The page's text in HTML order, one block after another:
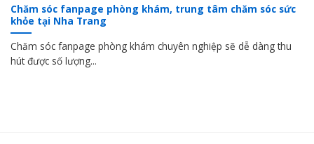
Chăm sóc fanpage phòng khám, trung tâm chăm sóc sức
khỏe tại Nha Trang
Chăm sóc fanpage phòng khám chuyên nghiệp sẽ dễ dàng thu
hút được số lượng...